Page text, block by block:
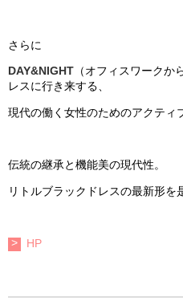
さらに
DAY&NIGHT （オフィスワークか
レスに行き来する、
現代の働く女性のためのアクティ
伝統の継承と機能美の現代性。
リトルブラックドレスの最新形を
HP